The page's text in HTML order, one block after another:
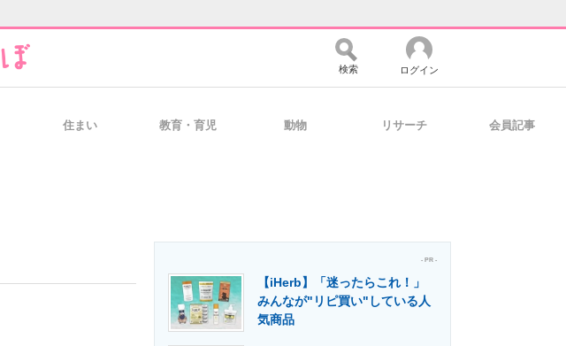
経営リーダーのコミュニティ マーケ×ITの今がよく分かる
製造業のIT導入・活用を支援
検索 ログイン
住まい 教育・育児 動物 リサーチ 会員記事
- PR -
【iHerb】「迷ったらこれ！」
みんなが"リピ買い"している人
気商品